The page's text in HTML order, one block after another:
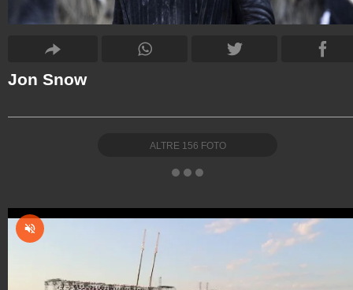
Jon Snow
ALTRE 156 FOTO